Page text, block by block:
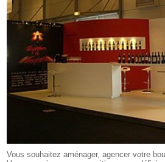
Vous souhaitez aménager, agencer votre